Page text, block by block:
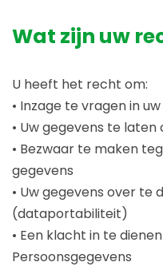
Wat zijn uw
U heeft het recht om:
• Inzage te vragen in
• Uw gegevens te
• Bezwaar te maken
gegevens
• Uw gegevens over te
(dataportabiliteit)
• Een klacht in te
Persoonsgegevens